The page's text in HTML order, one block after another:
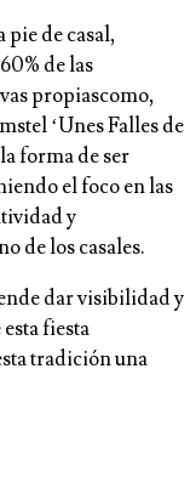
pie de casal,
de las
propiascomo,
‘Unes Falles de
forma de ser
el foco en las
y
de los casales.
dar visibilidad y
fiesta
tradición una